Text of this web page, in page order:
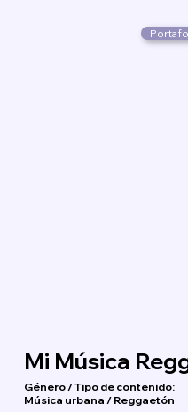
Mi Música
Género / Tipo de contenido:
Música urbana / Reggaetón